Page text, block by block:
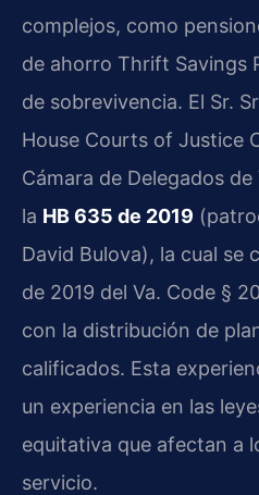
complejos, como
de ahorro Thrift Savings
de sobrevivencia. El Sr.
House Courts of Justice
Cámara de Delegados
la HB 635 de 2019
David Bulova), la cual se
de 2019 del Va. Code §
con la distribución de
calificados. Esta
un experiencia en las
equitativa que afectan a
servicio.